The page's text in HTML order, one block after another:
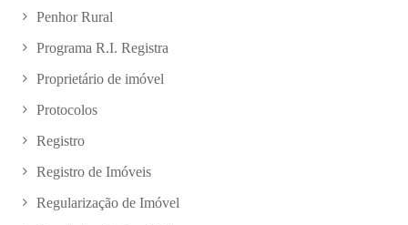
Penhor Rural
Programa R.I. Registra
Proprietário de imóvel
Protocolos
Registro
Registro de Imóveis
Regularização de Imóvel